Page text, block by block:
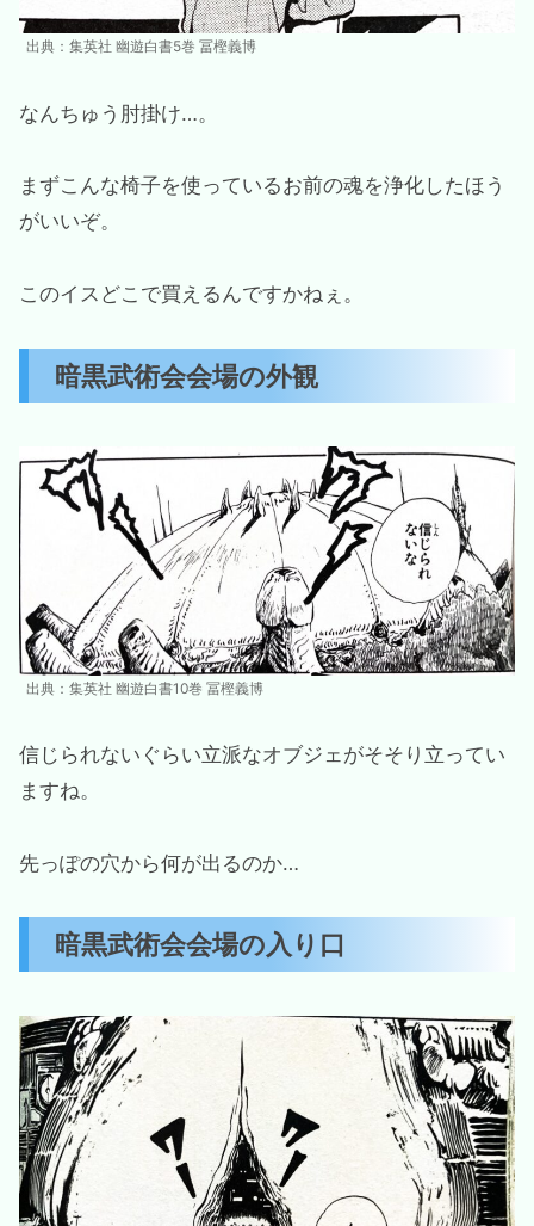
出典：集英社 幽遊白書5巻 冨樫義博
なんちゅう肘掛け…。
まずこんな椅子を使っているお前の魂を浄化したほう
がいいぞ。
このイスどこで買えるんですかねぇ。
暗黒武術会会場の外観
出典：集英社 幽遊白書10巻 冨樫義博
信じられないぐらい立派なオブジェがそそり立ってい
ますね。
先っぽの穴から何が出るのか…
暗黒武術会会場の入り口